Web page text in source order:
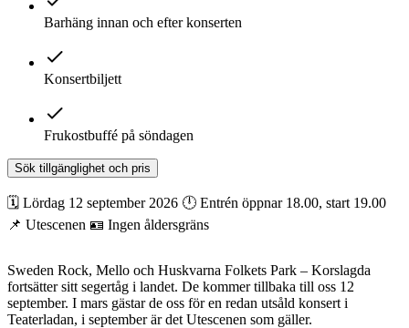
Barhäng innan och efter konserten
Konsertbiljett
Frukostbuffé på söndagen
Sök tillgänglighet och pris
🗓️ Lördag 12 september 2026 🕛 Entrén öppnar 18.00, start 19.00
📌 Utescenen 🪪 Ingen åldersgräns
Sweden Rock, Mello och Huskvarna Folkets Park – Korslagda
fortsätter sitt segertåg i landet. De kommer tillbaka till oss 12
september. I mars gästar de oss för en redan utsåld konsert i
Teaterladan, i september är det Utescenen som gäller.